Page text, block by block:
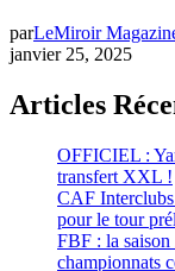
parLeMiroir
janvier 25, 2025
Articles
OFFICIEL :
transfert XXL !
CAF Interclubs
pour le tour
FBF : la saison
championnats